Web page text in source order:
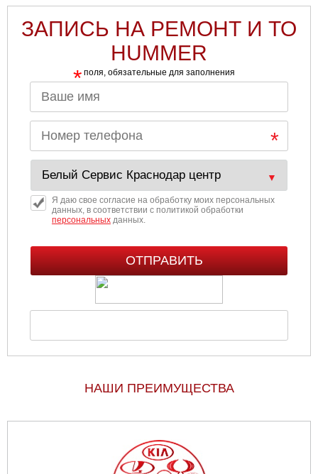
ЗАПИСЬ НА РЕМОНТ И ТО
HUMMER
* поля, обязательные для заполнения
Я даю свое согласие на обработку моих персональных
данных, в соответствии с политикой обработки
персональныхданных.
НАШИ ПРЕИМУЩЕСТВА